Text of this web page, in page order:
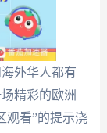
外华人都有
精彩的欧洲
观看”的提示浇